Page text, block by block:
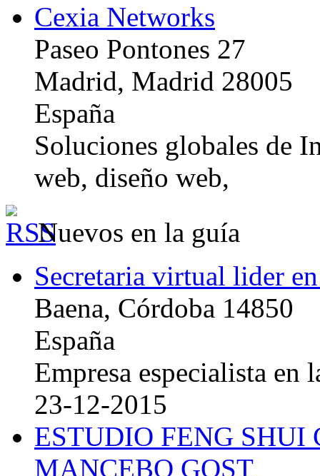
Cexia Networks
Paseo Pontones 27
Madrid, Madrid 28005
España
Soluciones globales de
web, diseño web,
Nuevos en la guía
Secretaria virtual lider
Baena, Córdoba 14850
España
Empresa especialista en
23-12-2015
ESTUDIO FENG
MANCEBO GOST